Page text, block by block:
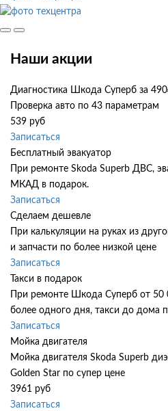
Наши акции
Диагностика Шкода Суперб за
Проверка авто по 43 параметрам
539 руб
Записаться
Бесплатный эвакуатор
При ремонте Skoda Superb ДВС,
МКАД в подарок.
Записаться
Сделаем дешевле
При калькуляции на руках из
и запчасти по более низкой цене
Записаться
Такси в подарок
При ремонте Шкода Суперб от 50
более одного дня, такси до дома
Записаться
Мойка двигателя
Мойка двигателя Skoda Superb
Golden Star по супер цене
3961 руб
Записаться